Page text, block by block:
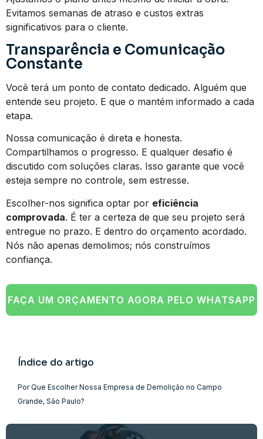
Evitamos semanas de atraso e custos extras
significativos para o cliente.
Transparência e Comunicação
Constante
Você terá um ponto de contato dedicado. Alguém que
entende seu projeto. E que o mantém informado a cada
etapa.
Nossa comunicação é direta e honesta.
Compartilhamos o progresso. E qualquer desafio é
discutido com soluções claras. Isso garante que você
esteja sempre no controle, sem estresse.
Escolher-nos significa optar por eficiência
comprovada. É ter a certeza de que seu projeto será
entregue no prazo. E dentro do orçamento acordado.
Nós não apenas demolimos; nós construímos
confiança.
FAÇA UM ORÇAMENTO AGORA PELO WHATSAPP
Índice do artigo
Por Que Escolher Nossa Empresa de Demolição no Campo
Grande, São Paulo?